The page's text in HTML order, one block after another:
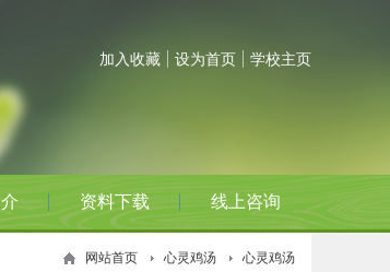
加入收藏 设为首页 学校主页
资料下载 线上咨询
网站首页 心灵鸡汤 心灵鸡汤